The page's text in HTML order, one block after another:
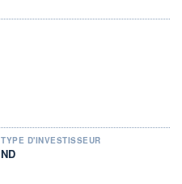
TYPE D'INVESTISSEUR
ND